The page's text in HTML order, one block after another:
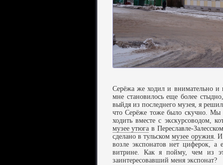
Серёжа же ходил и внимательно и
мне становилось еще более
выйдя из последнего музея, я
что Серёже тоже было скучно. Мы
ходить вместе с экскурсоводом,
музее утюга в Переславле-
сделано в тульскоммузее оружия. И
возле экспонатов нет циферок, а
витрине. Как я пойму, чем из
заинтересовавший меня экспонат?